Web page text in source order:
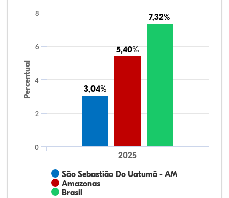
Percentual 3,04%
3,04%
5,40%
5,40%
7,32%
7,32%
São Sebastião Do Uatumã - AM
Amazonas
Brasil
2025
0
2
4
6
8